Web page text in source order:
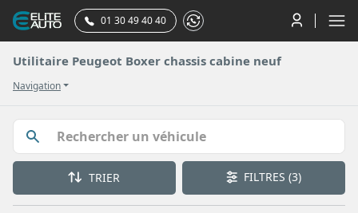
01 30 49 40 40
Utilitaire Peugeot Boxer chassis cabine neuf
Navigation
TRIER FILTRES(3)